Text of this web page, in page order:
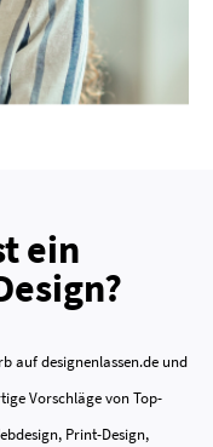
ein
auf designenlassen.de und
Vorschläge von Top-
Print-Design,